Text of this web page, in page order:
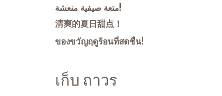
متعة صيفية منعشة!
清爽的夏日甜点！
ของขวัญฤดูร้อนที่สดชื่น!
เก็บ ถาวร